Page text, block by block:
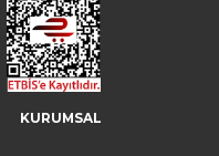
KURUMSAL